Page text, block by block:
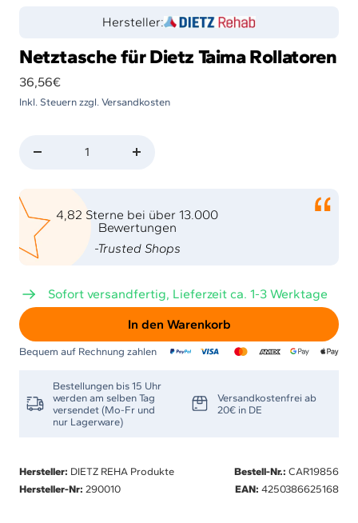
Hersteller:
Netztasche für Dietz Taima Rollatoren
Angebotspreis
36,56€
Inkl. Steuern zzgl. Versandkosten
Menge
4,82 Sterne bei über 13.000
Bewertungen
-Trusted Shops
Sofort versandfertig, Lieferzeit ca. 1-3 Werktage
In den Warenkorb
Bequem auf Rechnung zahlen
Bestellungen bis 15 Uhr
werden am selben Tag
versendet (Mo-Fr und
nur Lagerware)
Versandkostenfrei ab
20€ in DE
Hersteller: DIETZ REHA Produkte Bestell-Nr.: CAR19856
Hersteller-Nr: 290010 EAN: 4250386625168